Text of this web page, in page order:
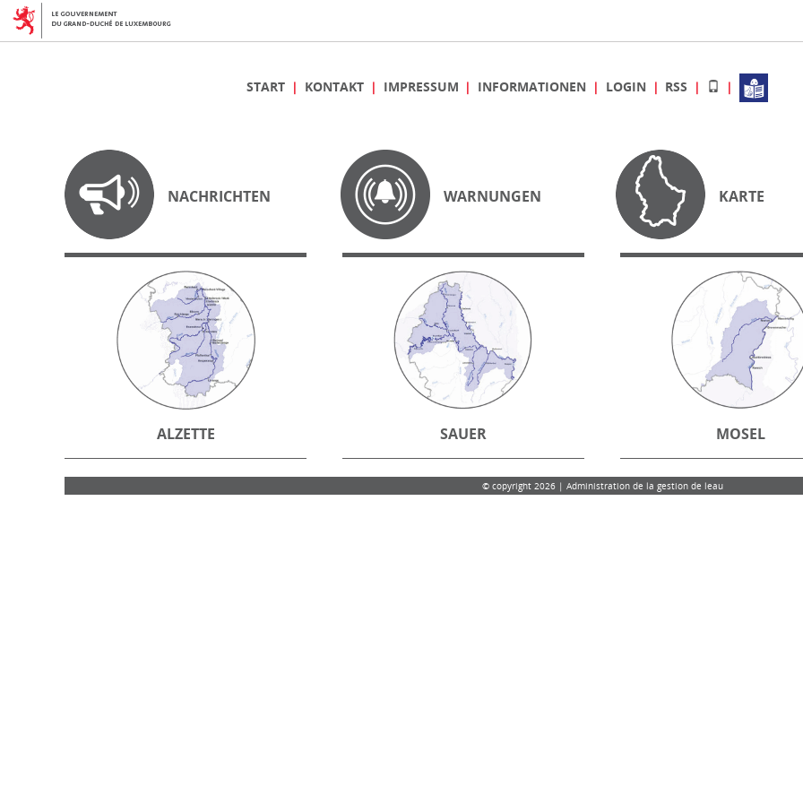
START KONTAKT IMPRESSUM INFORMATIONEN LOGIN RSS
NACHRICHTEN WARNUNGEN KARTE
ALZETTE SAUER MOSEL
© copyright 2026 | Administration de la gestion de leau